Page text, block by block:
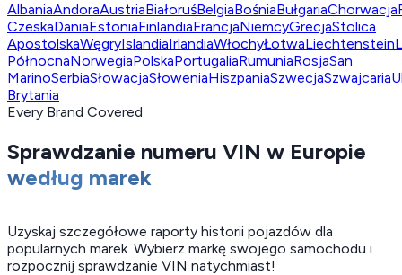
AlbaniaAndoraAustriaBiałoruśBelgiaBośniaBułgariaChorwacja
CzeskaDaniaEstoniaFinlandiaFrancjaNiemcyGrecjaStolica
ApostolskaWęgryIslandiaIrlandiaWłochyŁotwaLiechtenstein
PółnocnaNorwegiaPolskaPortugaliaRumuniaRosjaSan
MarinoSerbiaSłowacjaSłoweniaHiszpaniaSzwecjaSzwajcaria
Brytania
Every Brand Covered
Sprawdzanie numeru VIN w Europie
według marek
Uzyskaj szczegółowe raporty historii pojazdów dla
popularnych marek. Wybierz markę swojego samochodu i
rozpocznij sprawdzanie VIN natychmiast!